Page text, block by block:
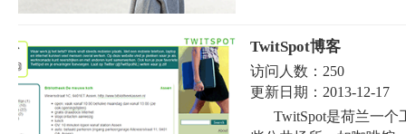
TwitSpot博客
访问人数： 250
更新日期： 2013-12-17
TwitSpot是荷兰一